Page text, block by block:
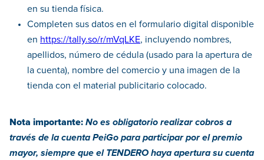
en su tienda física.
Completen sus datos en el formulario digital disponible
en https://tally.so/r/mVqLKE, incluyendo nombres,
apellidos, número de cédula (usado para la apertura de
la cuenta), nombre del comercio y una imagen de la
tienda con el material publicitario colocado.
Nota importante: No es obligatorio realizar cobros a
través de la cuenta PeiGo para participar por el premio
mayor, siempre que el TENDERO haya apertura su cuenta